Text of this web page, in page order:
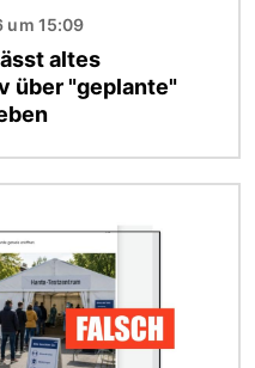
um 15:09
altes
über "geplante"